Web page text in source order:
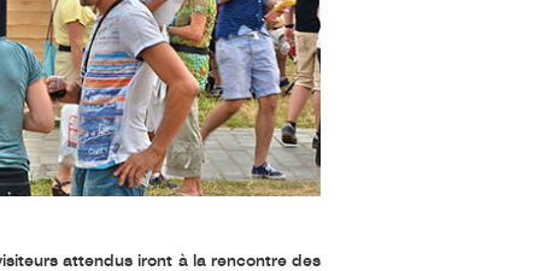
attendus iront à la rencontre des